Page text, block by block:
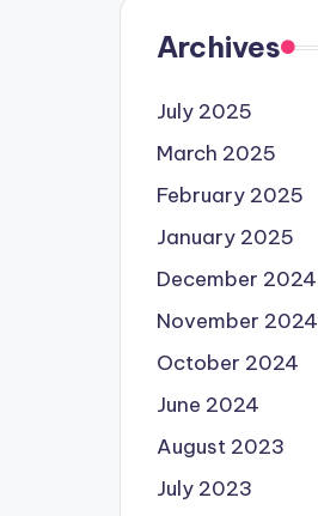
Archives
July 2025
March 2025
February 2025
January 2025
December 2024
November 2024
October 2024
June 2024
August 2023
July 2023